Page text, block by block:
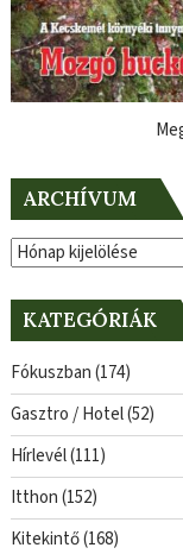
ARCHÍVUM
Archívum
KATEGÓRIÁK
Fókuszban(174)
Gasztro / Hotel(52)
Hírlevél(111)
Itthon(152)
Kitekintő(168)